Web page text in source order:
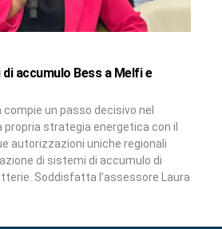
accumulo Bess a Melfi e
compie un passo decisivo nel
strategia energetica con il
autorizzazioni uniche regionali
di sistemi di accumulo di
Soddisfatta l’assessore Laura